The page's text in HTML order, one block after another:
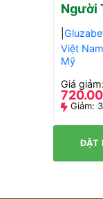
Người
Việt
Mỹ
Giá giảm:
Giảm:
ĐẶT